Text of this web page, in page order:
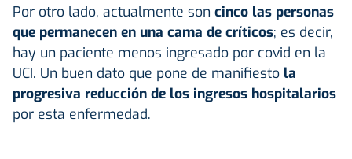
Por otro lado, actualmente son cinco las personas
que permanecen en una cama de críticos; es decir,
hay un paciente menos ingresado por covid en la
UCI. Un buen dato que pone de manifiesto la
progresiva reducción de los ingresos hospitalarios
por esta enfermedad.